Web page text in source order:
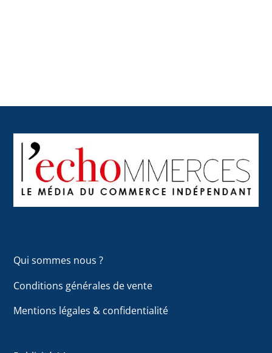
To
Top
Qui sommes nous ?
Conditions générales de vente
Mentions légales & confidentialité